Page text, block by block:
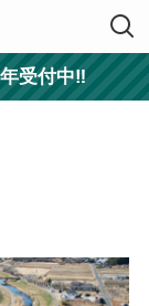
受付中‼